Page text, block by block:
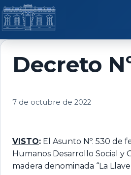
Saltar al contenido
Decreto
7 de octubre de 2022
VISTO: El Asunto Nº. 530 de
Humanos Desarrollo Social y
madera denominada “La